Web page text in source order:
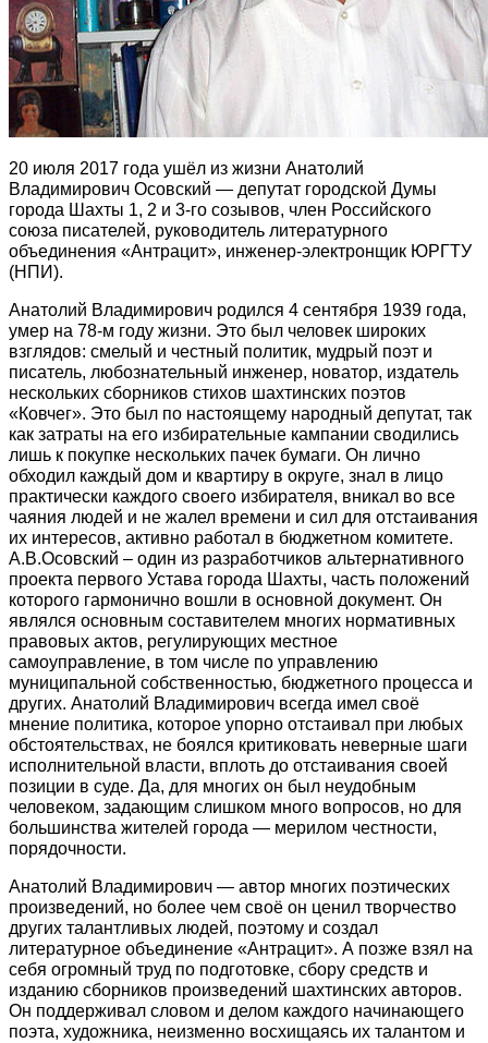
20 июля 2017 года ушёл из жизни Анатолий
Владимирович Осовский — депутат городской Думы
города Шахты 1, 2 и 3-го созывов, член Российского
союза писателей, руководитель литературного
объединения «Антрацит», инженер-электронщик ЮРГТУ
(НПИ).
Анатолий Владимирович родился 4 сентября 1939 года,
умер на 78-м году жизни. Это был человек широких
взглядов: смелый и честный политик, мудрый поэт и
писатель, любознательный инженер, новатор, издатель
нескольких сборников стихов шахтинских поэтов
«Ковчег». Это был по настоящему народный депутат, так
как затраты на его избирательные кампании сводились
лишь к покупке нескольких пачек бумаги. Он лично
обходил каждый дом и квартиру в округе, знал в лицо
практически каждого своего избирателя, вникал во все
чаяния людей и не жалел времени и сил для отстаивания
их интересов, активно работал в бюджетном комитете.
А.В.Осовский – один из разработчиков альтернативного
проекта первого Устава города Шахты, часть положений
которого гармонично вошли в основной документ. Он
являлся основным составителем многих нормативных
правовых актов, регулирующих местное
самоуправление, в том числе по управлению
муниципальной собственностью, бюджетного процесса и
других. Анатолий Владимирович всегда имел своё
мнение политика, которое упорно отстаивал при любых
обстоятельствах, не боялся критиковать неверные шаги
исполнительной власти, вплоть до отстаивания своей
позиции в суде. Да, для многих он был неудобным
человеком, задающим слишком много вопросов, но для
большинства жителей города — мерилом честности,
порядочности.
Анатолий Владимирович — автор многих поэтических
произведений, но более чем своё он ценил творчество
других талантливых людей, поэтому и создал
литературное объединение «Антрацит». А позже взял на
себя огромный труд по подготовке, сбору средств и
изданию сборников произведений шахтинских авторов.
Он поддерживал словом и делом каждого начинающего
поэта, художника, неизменно восхищаясь их талантом и